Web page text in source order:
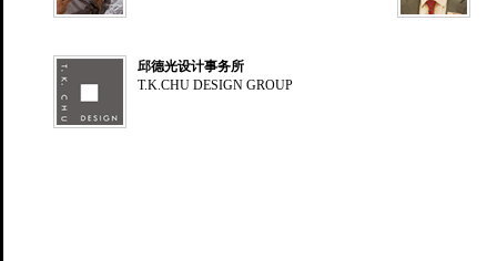
邱德光设计事务所
T.K.CHU DESIGN GROUP